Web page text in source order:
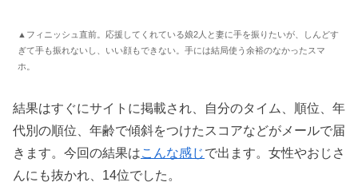
▲フィニッシュ直前。応援してくれている娘2人と妻に手を振りたいが、しんどす
ぎて手も振れないし、いい顔もできない。手には結局使う余裕のなかったスマ
ホ。
結果はすぐにサイトに掲載され、自分のタイム、順位、年
代別の順位、年齢で傾斜をつけたスコアなどがメールで届
きます。今回の結果はこんな感じで出ます。女性やおじさ
んにも抜かれ、14位でした。